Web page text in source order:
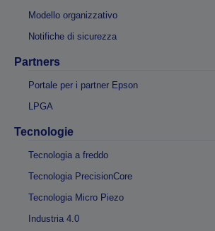
Modello organizzativo
Notifiche di sicurezza
Partners
Portale per i partner Epson
LPGA
Tecnologie
Tecnologia a freddo
Tecnologia PrecisionCore
Tecnologia Micro Piezo
Industria 4.0